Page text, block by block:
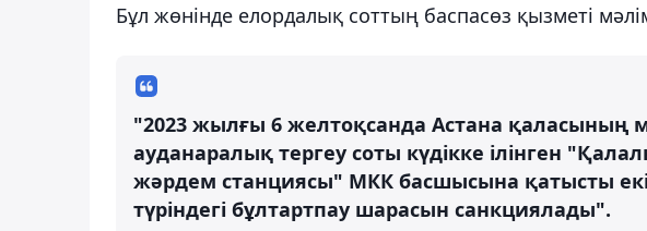
Бұл жөнінде елордалық соттың баспасөз қызметі
"2023 жылғы 6 желтоқсанда Астана қаласының
ауданаралық тергеу соты күдікке ілінген
жәрдем станциясы" МКК басшысына қатысты
түріндегі бұлтартпау шарасын санкциялады".